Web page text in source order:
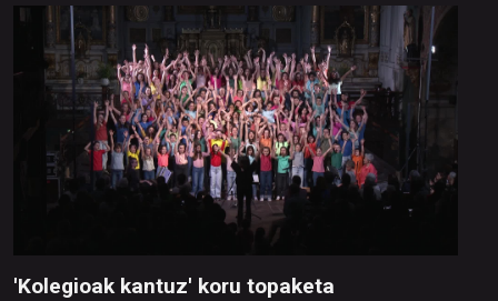
'Kolegioak kantuz' koru topaketa